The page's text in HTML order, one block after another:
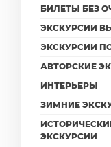
БИЛЕТЫ БЕЗ
ЭКСКУРСИИ
ЭКСКУРСИИ
АВТОРСКИЕ
ИНТЕРЬЕРЫ
ЗИМНИЕ
ЭКСКУРСИИ